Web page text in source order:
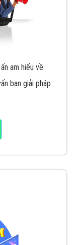
am hiểu về
bạn giải pháp